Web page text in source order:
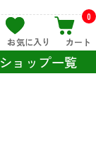
お気に入り
0
カート
ショップ一覧